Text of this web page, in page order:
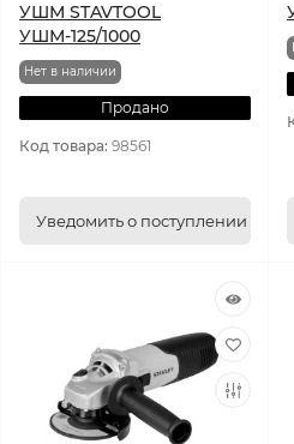
УШМ STAVTOOL
УШМ-125/1000
Нет в наличии
Продано
Код товара: 98561
Уведомить о поступлении